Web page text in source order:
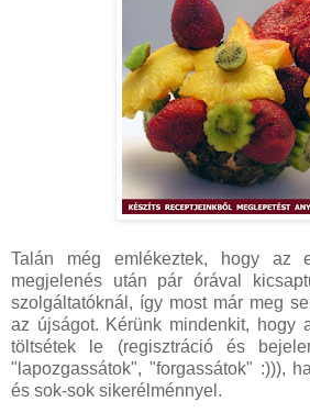
Talán még emlékeztek, hogy az
megjelenés után pár órával
szolgáltatóknál, így most már meg
az újságot. Kérünk mindenkit, hogy
töltsétek le (regisztráció és
"lapozgassátok", "forgassátok" :))),
és sok-sok sikerélménnyel.